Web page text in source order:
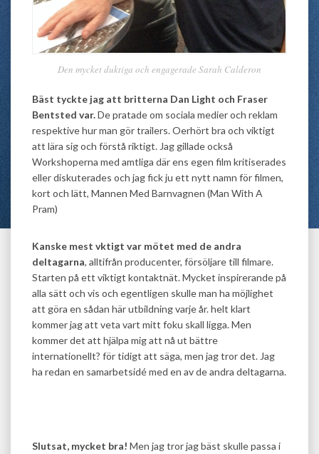
Den mycket duktiga och engagerade Sarah Calderon
Bäst tyckte jag att britterna Dan Light och Fraser
Bentsted var.De pratade om sociala medier och reklam
respektive hur man gör trailers. Oerhört bra och viktigt
att lära sig och förstå riktigt. Jag gillade också
Workshoperna med amtliga där ens egen film kritiserades
eller diskuterades och jag fick ju ett nytt namn för filmen,
kort och lätt, Mannen Med Barnvagnen (Man With A
Pram)
Kanske mest vktigt var mötet med de andra
deltagarna, alltifrån producenter, försöljare till filmare.
Starten på ett viktigt kontaktnät. Mycket inspirerande på
alla sätt och vis och egentligen skulle man ha möjlighet
att göra en sådan här utbildning varje år. helt klart
kommer jag att veta vart mitt foku skall ligga. Men
kommer det att hjälpa mig att nå ut bättre
internationellt? för tidigt att säga, men jag tror det. Jag
ha redan en samarbetsidé med en av de andra deltagarna.
Slutsat, mycket bra! Men jag tror jag bäst skulle passa i